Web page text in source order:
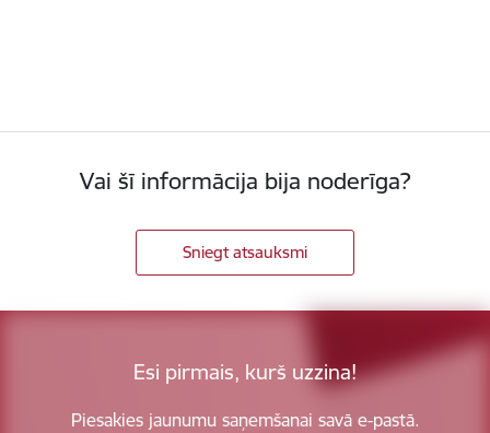
Vai šī informācija bija noderīga?
Sniegt atsauksmi
Esi pirmais, kurš uzzina!
Piesakies jaunumu saņemšanai savā e-pastā.